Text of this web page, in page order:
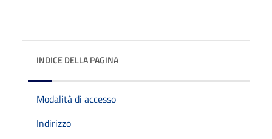
INDICE DELLA PAGINA
Modalità di accesso
Indirizzo